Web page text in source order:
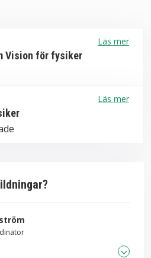
Läs mer
Vision för fysiker
Läs mer